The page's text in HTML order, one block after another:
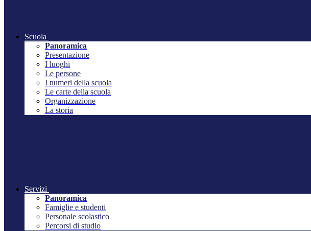
Scuola
Panoramica
Presentazione
I luoghi
Le persone
I numeri della scuola
Le carte della scuola
Organizzazione
La storia
Servizi
Panoramica
Famiglie e studenti
Personale scolastico
Percorsi di studio